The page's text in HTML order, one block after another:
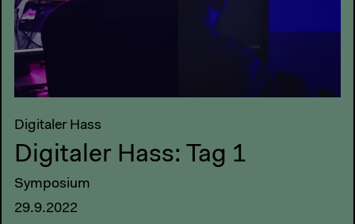
Digitaler Hass
Digitaler Hass: Tag 1
Symposium
29.9.2022